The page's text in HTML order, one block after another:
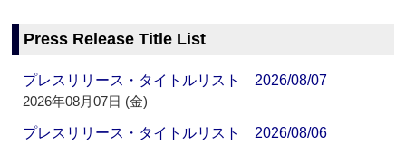
Press Release Title List
プレスリリース・タイトルリスト 2026/08/07
2026年08月07日 (金)
プレスリリース・タイトルリスト 2026/08/06